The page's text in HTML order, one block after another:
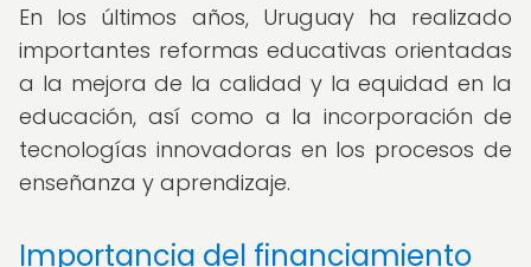
En los últimos años, Uruguay ha realizado
importantes reformas educativas orientadas
a la mejora de la calidad y la equidad en la
educación, así como a la incorporación de
tecnologías innovadoras en los procesos de
enseñanza y aprendizaje.
Importancia del financiamiento